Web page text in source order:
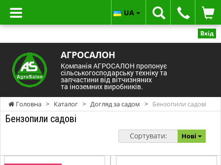
Вхід
АГРОСАЛОН
Компанія АГРОСАЛОН пропонує
сільськогосподарську техніку та
запчастини від вітчизняних
та іноземних виробників.
UA
Головна > Каталог > Догляд за садом > Бензопили садові
Бензопили садові
Сортувати: Нові